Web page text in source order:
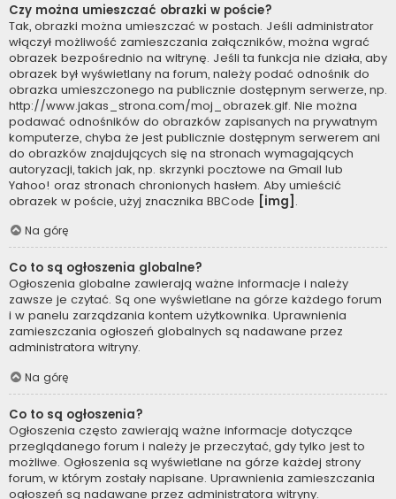
Czy można umieszczać obrazki w poście?
Tak, obrazki można umieszczać w postach. Jeśli administrator
włączył możliwość zamieszczania załączników, można wgrać
obrazek bezpośrednio na witrynę. Jeśli ta funkcja nie działa, aby
obrazek był wyświetlany na forum, należy podać odnośnik do
obrazka umieszczonego na publicznie dostępnym serwerze, np.
http://www.jakas_strona.com/moj_obrazek.gif. Nie można
podawać odnośników do obrazków zapisanych na prywatnym
komputerze, chyba że jest publicznie dostępnym serwerem ani
do obrazków znajdujących się na stronach wymagających
autoryzacji, takich jak, np. skrzynki pocztowe na Gmail lub
Yahoo! oraz stronach chronionych hasłem. Aby umieścić
obrazek w poście, użyj znacznika BBCode [img] .
Na górę
Co to są ogłoszenia globalne?
Ogłoszenia globalne zawierają ważne informacje i należy
zawsze je czytać. Są one wyświetlane na górze każdego forum
i w panelu zarządzania kontem użytkownika. Uprawnienia
zamieszczania ogłoszeń globalnych są nadawane przez
administratora witryny.
Na górę
Co to są ogłoszenia?
Ogłoszenia często zawierają ważne informacje dotyczące
przeglądanego forum i należy je przeczytać, gdy tylko jest to
możliwe. Ogłoszenia są wyświetlane na górze każdej strony
forum, w którym zostały napisane. Uprawnienia zamieszczania
ogłoszeń są nadawane przez administratora witryny.